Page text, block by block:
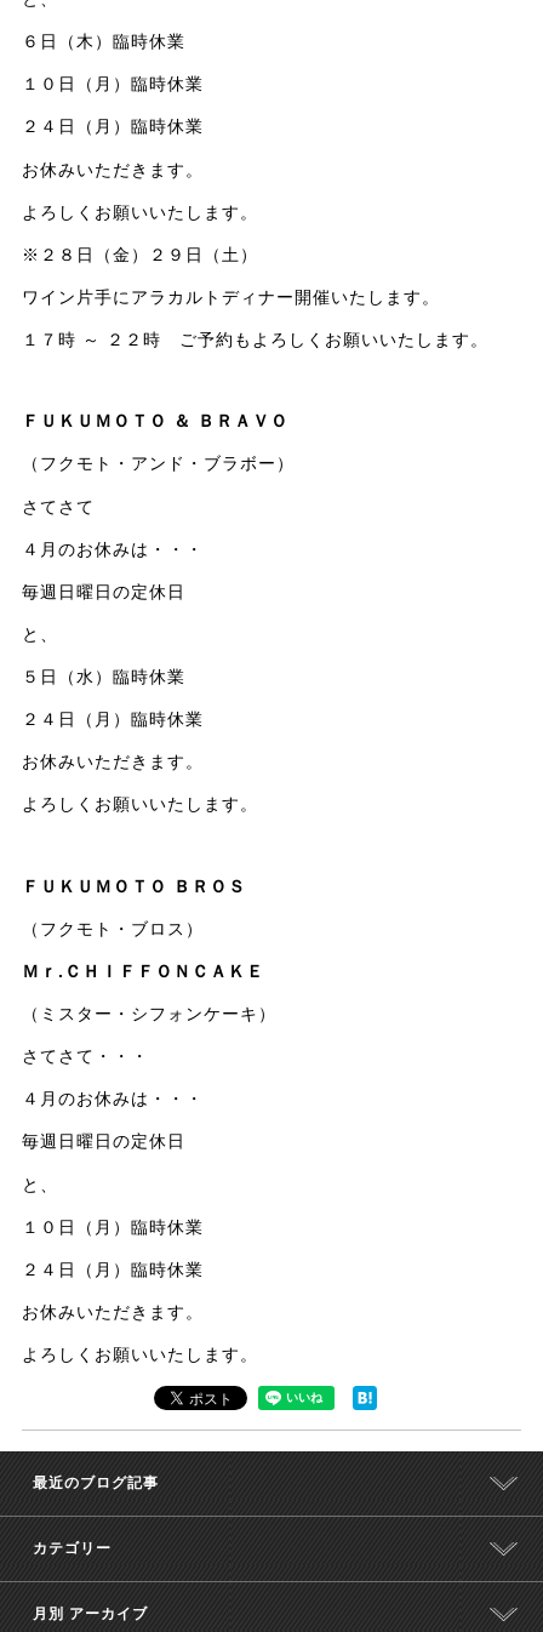
６日（木）臨時休業
１０日（月）臨時休業
２４日（月）臨時休業
お休みいただきます。
よろしくお願いいたします。
※２８日（金）２９日（土）
ワイン片手にアラカルトディナー開催いたします。
１７時 ～ ２２時 ご予約もよろしくお願いいたします。
ＦＵＫＵＭＯＴＯ ＆ ＢＲＡＶＯ
（フクモト・アンド・ブラボー）
さてさて
４月のお休みは・・・
毎週日曜日の定休日
と、
５日（水）臨時休業
２４日（月）臨時休業
お休みいただきます。
よろしくお願いいたします。
ＦＵＫＵＭＯＴＯ ＢＲＯＳ
（フクモト・ブロス）
Ｍｒ.ＣＨＩＦＦＯＮＣＡＫＥ
（ミスター・シフォンケーキ）
さてさて・・・
４月のお休みは・・・
毎週日曜日の定休日
と、
１０日（月）臨時休業
２４日（月）臨時休業
お休みいただきます。
よろしくお願いいたします。
最近のブログ記事
カテゴリー
月別 アーカイブ